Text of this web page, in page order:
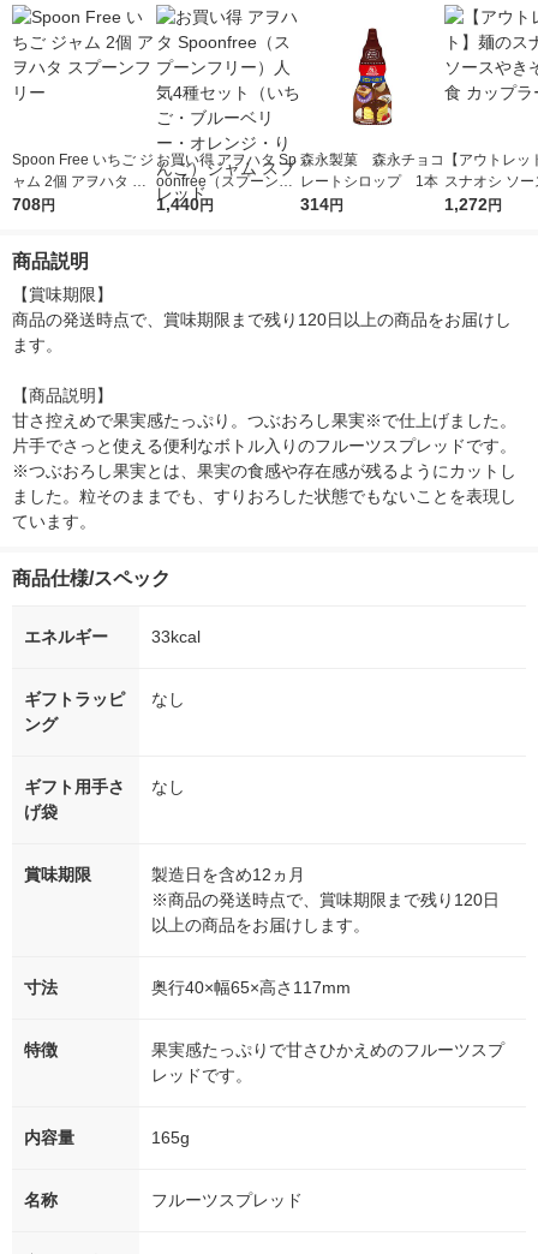
Spoon Free いちご ジ
ャム 2個 アヲハタ ス
プーンフリー
708円
お買い得 アヲハタ Sp
oonfree（スプーンフ
リー）人気4種セット
1,440円
森永製菓 森永チョコ
レートシロップ 1本
314円
【アウトレッ
スナオシ ソ
そば 12食 カ
1,272円
商品説明
【賞味期限】
商品の発送時点で、賞味期限まで残り120日以上の商品をお届けし
ます。
【商品説明】
甘さ控えめで果実感たっぷり。つぶおろし果実※で仕上げました。
片手でさっと使える便利なボトル入りのフルーツスプレッドです。
※つぶおろし果実とは、果実の食感や存在感が残るようにカットし
ました。粒そのままでも、すりおろした状態でもないことを表現し
ています。
商品仕様/スペック
エネルギー 33kcal
ギフトラッピ
ング
なし
ギフト用手さ
げ袋
なし
賞味期限
製造日を含め12ヵ月
※商品の発送時点で、賞味期限まで残り120日
以上の商品をお届けします。
寸法 奥行40×幅65×高さ117mm
特徴
果実感たっぷりで甘さひかえめのフルーツスプ
レッドです。
内容量 165g
名称 フルーツスプレッド